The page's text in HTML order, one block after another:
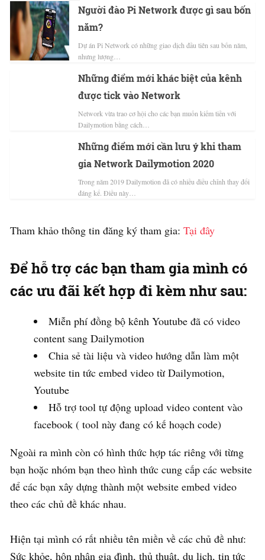
Người đào Pi Network được gì sau bốn
năm?
Dự án Pi Network có những giao dịch đầu tiên sau bốn năm,
nhưng lượng…
Những điểm mới khác biệt của kênh
được tick vào Network
Network vừa trao cơ hội cho các bạn muốn kiếm tiền với
Dailymotion bằng cách…
Những điểm mới cần lưu ý khi tham
gia Network Dailymotion 2020
Trong năm 2019 Dailymotion đã có nhiều điều chỉnh thay đổi
đáng kể. Điều này…
Tham khảo thông tin đăng ký tham gia: Tại đây
Để hỗ trợ các bạn tham gia mình có
các ưu đãi kết hợp đi kèm như sau:
Miễn phí đồng bộ kênh Youtube đã có video
content sang Dailymotion
Chia sẻ tài liệu và video hướng dẫn làm một
website tin tức embed video từ Dailymotion,
Youtube
Hỗ trợ tool tự động upload video content vào
facebook ( tool này đang có kế hoạch code)
Ngoài ra mình còn có hình thức hợp tác riêng với từng
bạn hoặc nhóm bạn theo hình thức cung cấp các website
để các bạn xây dựng thành một website embed video
theo các chủ đề khác nhau.
Hiện tại mình có rất nhiều tên miền về các chủ đề như:
Sức khỏe, hôn nhân gia đình, thủ thuật, du lịch, tin tức